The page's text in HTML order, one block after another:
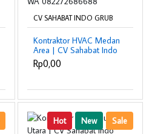
CV SAHABAT INDO GRUB
Kontraktor HVAC Medan
Area | CV Sahabat Indo
Grub WA
082272686688
Rp0,00
Hot New Sale